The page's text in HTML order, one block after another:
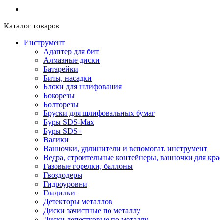
Каталог товаров
Инструмент
Адаптер для бит
Алмазные диски
Батарейки
Биты, насадки
Блоки для шлифования
Бокорезы
Болторезы
Бруски для шлифовальных бумаг
Буры SDS-Max
Буры SDS+
Валики
Ванночки, удлинители и вспомогат. инструмент
Ведра, строительные контейнеры, ванночки для
Газовые горелки, баллоны
Гвоздодеры
Гидроуровни
Гладилки
Детекторы металлов
Диски зачистные по металлу